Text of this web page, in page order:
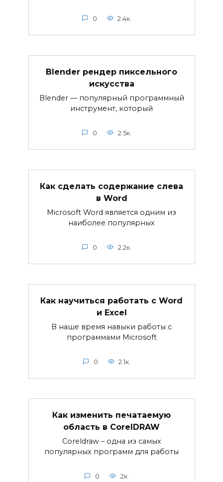
0 2.4к.
Blender рендер пиксельного
искусства
Blender — популярный программный
инструмент, который
0 2.5к.
Как сделать содержание слева
в Word
Microsoft Word является одним из
наиболее популярных
0 2.2к.
Как научиться работать с Word
и Excel
В наше время навыки работы с
программами Microsoft
0 2.1к.
Как изменить печатаемую
область в CorelDRAW
Coreldraw – одна из самых
популярных программ для работы
0 2к.